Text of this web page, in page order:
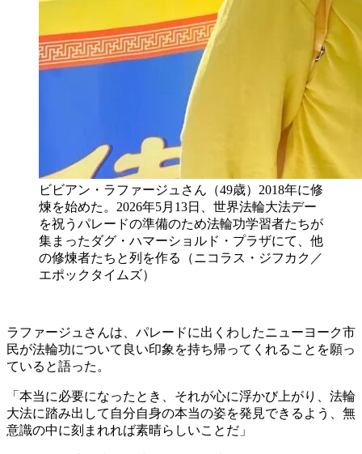
ビビアン・ラファージュさん（49歳）2018年に修
煉を始めた。2026年5月13日、世界法輪大法デー
を祝うパレードの準備のため法輪功学習者たちが
集まったダグ・ハマーショルド・プラザにて、他
の修煉者たちと列を作る（ニコラス・ジフカク／
エポックタイムズ）
ラファージュさんは、パレードに出くわしたニューヨーク市
民が法輪功について良い印象を持ち帰ってくれることを願っ
ていると語った。
「本当に必要になったとき、それが心に浮かび上がり、法輪
大法に踏み出して自分自身の本当の姿を発見できるよう、無
意識の中に刻まれれば素晴らしいことだ」